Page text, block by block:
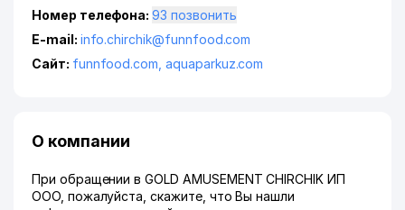
Номер телефона:
93 позвонить
E-mail: info.chirchik@funnfood.com
Сайт: funnfood.com, aquaparkuz.com
О компании
При обращении в GOLD AMUSEMENT CHIRCHIK ИП
ООО, пожалуйста, скажите, что Вы нашли